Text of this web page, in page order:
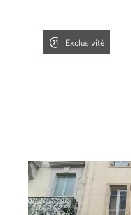
Exclusivité
CARCASSONNE 11
100 m , 6 pièces
Ref : 29435